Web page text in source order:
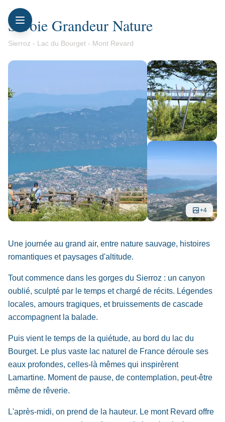
Savoie Grandeur Nature
Sierroz - Lac du Bourget - Mont Revard
+4
Une journée au grand air, entre nature sauvage, histoires
romantiques et paysages d'altitude.
Tout commence dans les gorges du Sierroz : un canyon
oublié, sculpté par le temps et chargé de récits. Légendes
locales, amours tragiques, et bruissements de cascade
accompagnent la balade.
Puis vient le temps de la quiétude, au bord du lac du
Bourget. Le plus vaste lac naturel de France déroule ses
eaux profondes, celles-là mêmes qui inspirèrent
Lamartine. Moment de pause, de contemplation, peut-être
même de rêverie.
L'après-midi, on prend de la hauteur. Le mont Revard offre